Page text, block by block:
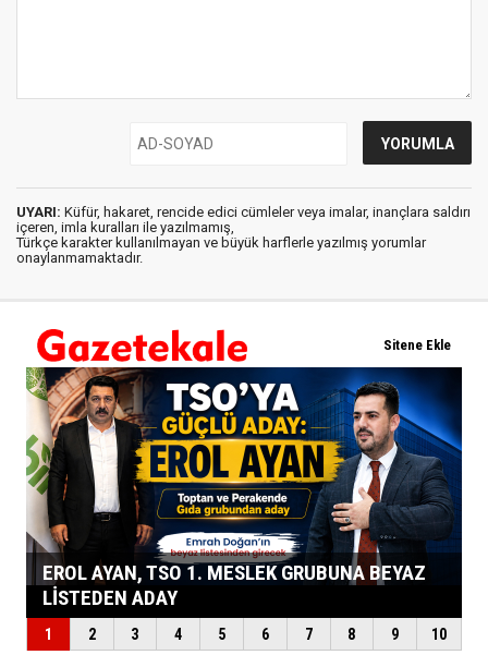
UYARI: Küfür, hakaret, rencide edici cümleler veya imalar, inançlara saldırı
içeren, imla kuralları ile yazılmamış,
Türkçe karakter kullanılmayan ve büyük harflerle yazılmış yorumlar
onaylanmamaktadır.